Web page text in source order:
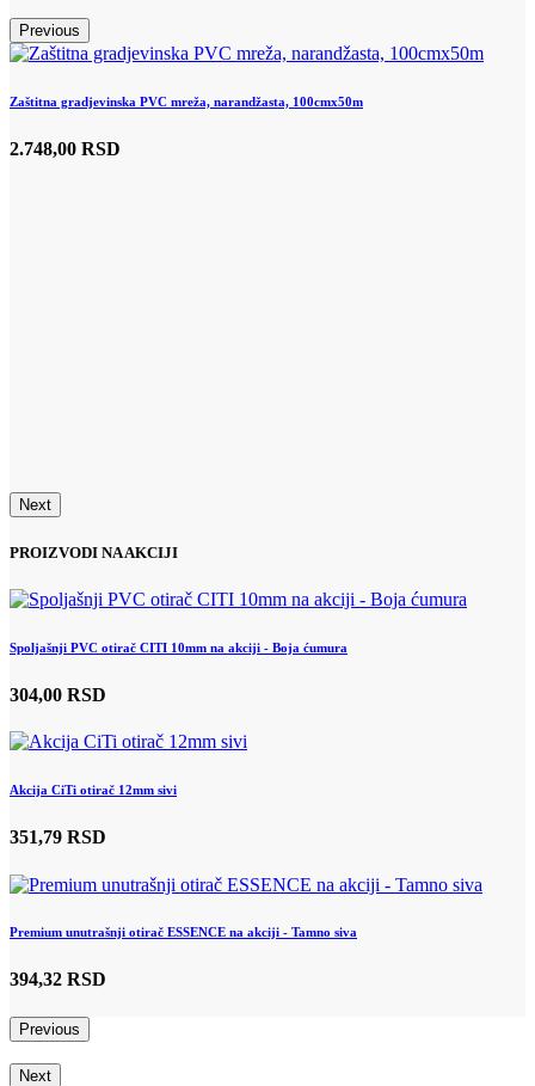
Previous
Zaštitna gradjevinska PVC mreža, narandžasta, 100cmx50m
2.748,00 RSD
Next
PROIZVODI NA AKCIJI
Spoljašnji PVC otirač CITI 10mm na akciji - Boja ćumura
304,00 RSD
Akcija CiTi otirač 12mm sivi
351,79 RSD
Premium unutrašnji otirač ESSENCE na akciji - Tamno siva
394,32 RSD
Previous
Next